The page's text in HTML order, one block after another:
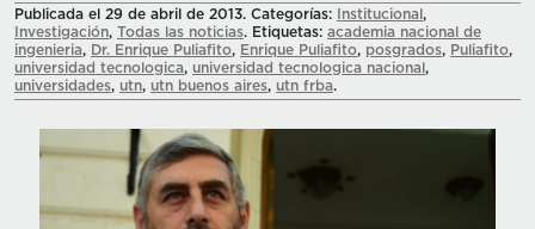
Publicada el 29 de abril de 2013. Categorías: Institucional ,
Investigación, Todas las noticias. Etiquetas: academia nacional de
ingenieria, Dr. Enrique Puliafito, Enrique Puliafito, posgrados, Puliafito,
universidad tecnologica, universidad tecnologica nacional ,
universidades, utn, utn buenos aires, utn frba.